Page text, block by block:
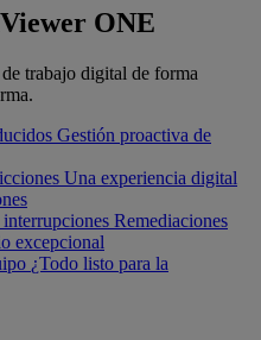
ONE
trabajo digital de forma
Gestión proactiva de
Una experiencia digital
Remediaciones
excepcional
¿Todo listo para la